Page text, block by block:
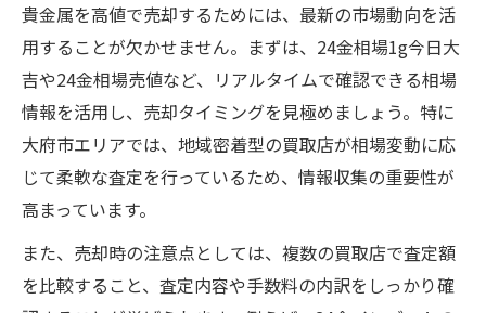
貴金属を高値で売却するためには、最新の市場動向を活
用することが欠かせません。まずは、24金相場1g今日大
吉や24金相場売値など、リアルタイムで確認できる相場
情報を活用し、売却タイミングを見極めましょう。特に
大府市エリアでは、地域密着型の買取店が相場変動に応
じて柔軟な査定を行っているため、情報収集の重要性が
高まっています。
また、売却時の注意点としては、複数の買取店で査定額
を比較すること、査定内容や手数料の内訳をしっかり確